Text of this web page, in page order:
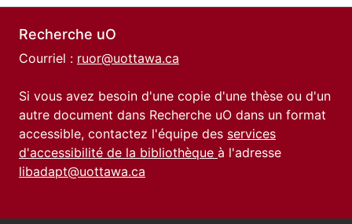
Recherche uO
Courriel : ruor@uottawa.ca
Si vous avez besoin d'une copie d'une thèse ou d'un
autre document dans Recherche uO dans un format
accessible, contactez l'équipe des services
d'accessibilité de la bibliothèque à l'adresse
libadapt@uottawa.ca